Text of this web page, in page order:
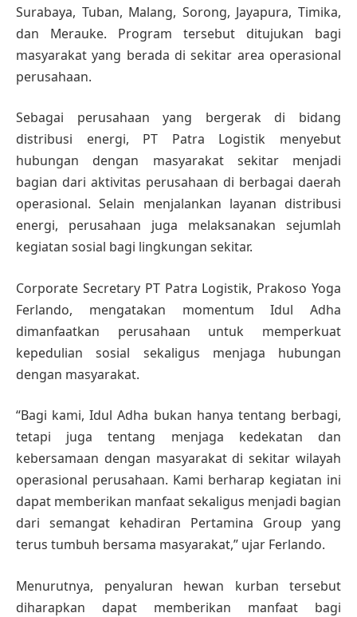
Surabaya, Tuban, Malang, Sorong, Jayapura, Timika,
dan Merauke. Program tersebut ditujukan bagi
masyarakat yang berada di sekitar area operasional
perusahaan.
Sebagai perusahaan yang bergerak di bidang
distribusi energi, PT Patra Logistik menyebut
hubungan dengan masyarakat sekitar menjadi
bagian dari aktivitas perusahaan di berbagai daerah
operasional. Selain menjalankan layanan distribusi
energi, perusahaan juga melaksanakan sejumlah
kegiatan sosial bagi lingkungan sekitar.
Corporate Secretary PT Patra Logistik, Prakoso Yoga
Ferlando, mengatakan momentum Idul Adha
dimanfaatkan perusahaan untuk memperkuat
kepedulian sosial sekaligus menjaga hubungan
dengan masyarakat.
“Bagi kami, Idul Adha bukan hanya tentang berbagi,
tetapi juga tentang menjaga kedekatan dan
kebersamaan dengan masyarakat di sekitar wilayah
operasional perusahaan. Kami berharap kegiatan ini
dapat memberikan manfaat sekaligus menjadi bagian
dari semangat kehadiran Pertamina Group yang
terus tumbuh bersama masyarakat,” ujar Ferlando.
Menurutnya, penyaluran hewan kurban tersebut
diharapkan dapat memberikan manfaat bagi